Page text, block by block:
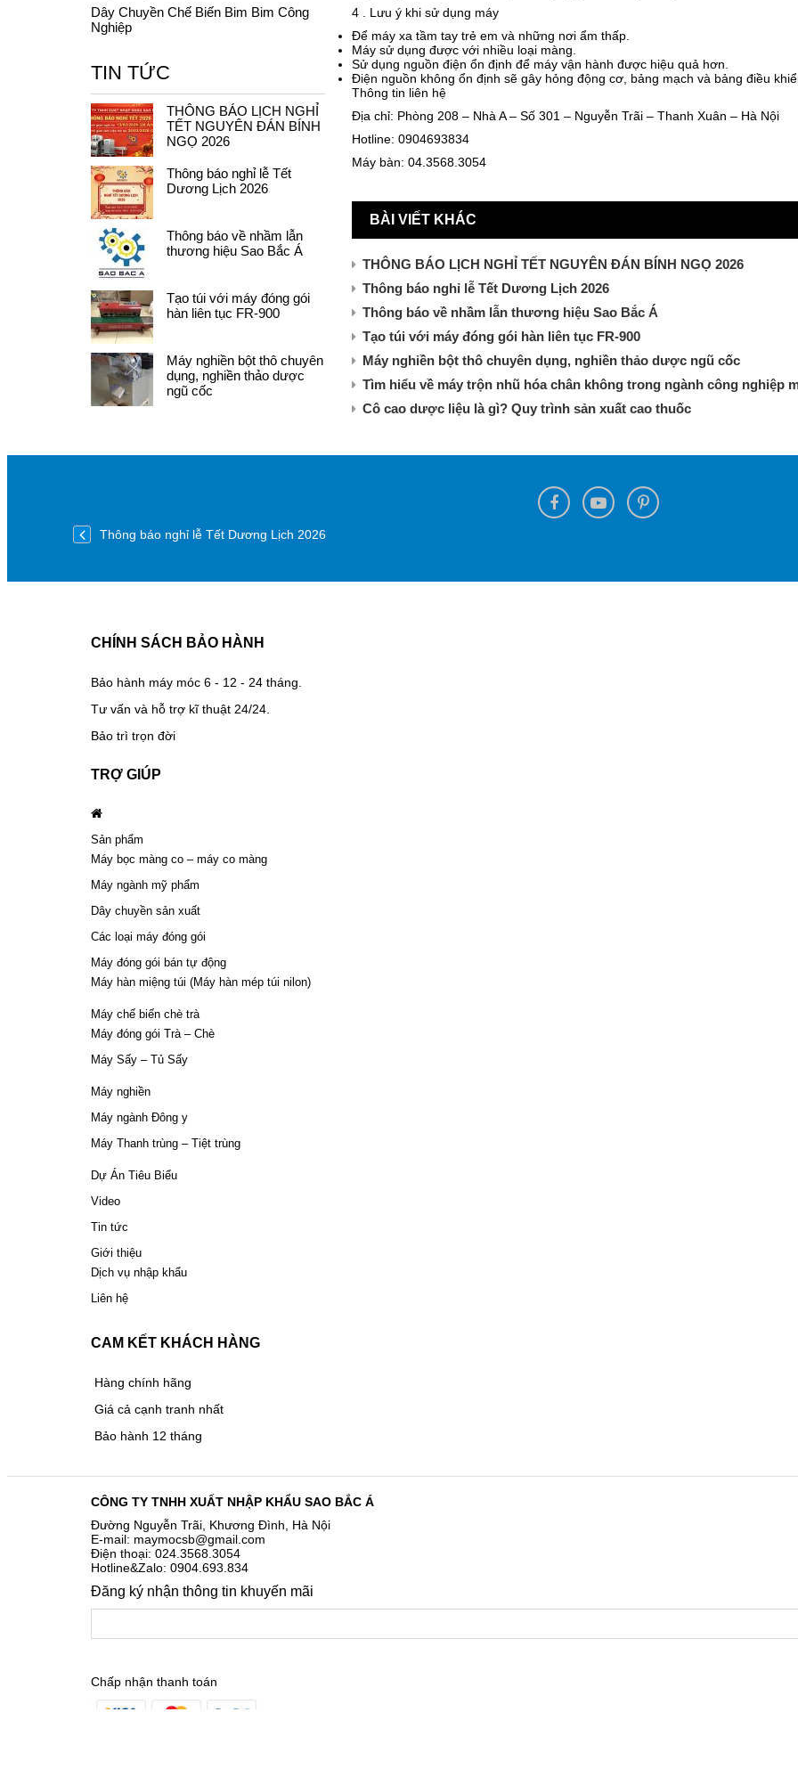
4 . Lưu ý khi sử dụng máy
Để máy xa tầm tay trẻ em và những nơi ẩm thấp.
Máy sử dụng được với nhiều loại màng.
Sử dụng nguồn điện ổn định để máy vận hành được hiệu quả hơn.
Điện nguồn không ổn định sẽ gây hỏng động cơ, bảng mạch và bảng điều
Thông tin liên hệ
Địa chỉ: Phòng 208 – Nhà A – Số 301 – Nguyễn Trãi – Thanh Xuân – Hà Nội
Hotline: 0904693834
Máy bàn: 04.3568.3054
BÀI VIẾT KHÁC
THÔNG BÁO LỊCH NGHỈ TẾT NGUYÊN ĐÁN BÍNH NGỌ 2026
Thông báo nghỉ lễ Tết Dương Lịch 2026
Thông báo về nhầm lẫn thương hiệu Sao Bắc Á
Tạo túi với máy đóng gói hàn liên tục FR-900
Máy nghiền bột thô chuyên dụng, nghiền thảo dược ngũ cốc
Tìm hiểu về máy trộn nhũ hóa chân không trong ngành công nghiệp
Cô cao dược liệu là gì? Quy trình sản xuất cao thuốc
Dây Chuyền Chế Biến Bim Bim Công
Nghiệp
TIN TỨC
THÔNG BÁO LỊCH NGHỈ
TẾT NGUYÊN ĐÁN BÍNH
NGỌ 2026
Thông báo nghỉ lễ Tết
Dương Lịch 2026
Thông báo về nhầm lẫn
thương hiệu Sao Bắc Á
Tạo túi với máy đóng gói
hàn liên tục FR-900
Máy nghiền bột thô chuyên
dụng, nghiền thảo dược
ngũ cốc
Thông báo nghỉ lễ Tết Dương Lịch 2026
CHÍNH SÁCH BẢO HÀNH
Bảo hành máy móc 6 - 12 - 24 tháng.
Tư vấn và hỗ trợ kĩ thuật 24/24.
Bảo trì trọn đời
TRỢ GIÚP
Sản phẩm
Máy bọc màng co – máy co màng
Máy ngành mỹ phẩm
Dây chuyền sản xuất
Các loại máy đóng gói
Máy đóng gói bán tự động
Máy hàn miệng túi (Máy hàn mép túi nilon)
Máy chế biến chè trà
Máy đóng gói Trà – Chè
Máy Sấy – Tủ Sấy
Máy nghiền
Máy ngành Đông y
Máy Thanh trùng – Tiệt trùng
Dự Án Tiêu Biểu
Video
Tin tức
Giới thiệu
Dịch vụ nhập khẩu
Liên hệ
CAM KẾT KHÁCH HÀNG
Hàng chính hãng
Giá cả cạnh tranh nhất
Bảo hành 12 tháng
CÔNG TY TNHH XUẤT NHẬP KHẨU SAO BẮC Á
Đường Nguyễn Trãi, Khương Đình, Hà Nội
E-mail: maymocsb@gmail.com
Điện thoại: 024.3568.3054
Hotline&Zalo: 0904.693.834
Đăng ký nhận thông tin khuyến mãi
Chấp nhận thanh toán